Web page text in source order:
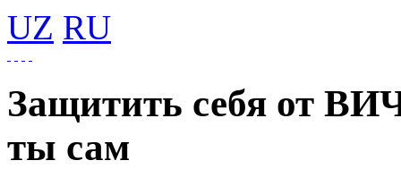
UZ RU
Защитить себя от
ты сам